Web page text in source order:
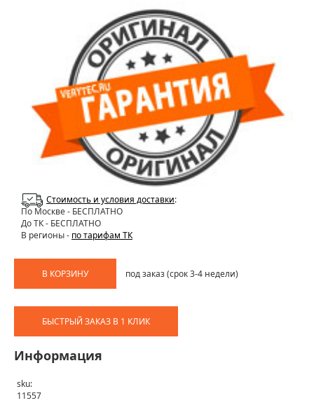
Стоимость и условия доставки:
По Москве- БЕСПЛАТНО
До ТК - БЕСПЛАТНО
В регионы - по тарифам ТК
В КОРЗИНУ под заказ (срок 3-4 недели)
БЫСТРЫЙ ЗАКАЗ В 1 КЛИК
Информация
sku:
11557